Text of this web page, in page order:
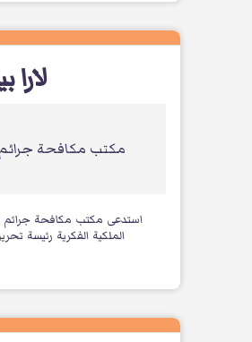
لارا
مكتب مكافحة جرائم
استدعى مكتب مكافحة جرائم
الملكية الفكرية رئيسة